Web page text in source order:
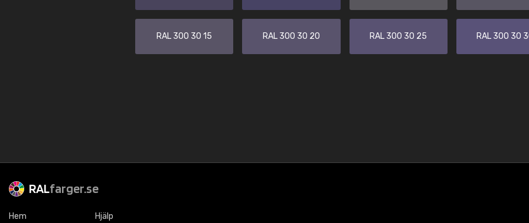
RAL 300 30 15 RAL 300 30 20 RAL 300 30 25 RAL 300 30
RALfarger.se
Hem Hjälp